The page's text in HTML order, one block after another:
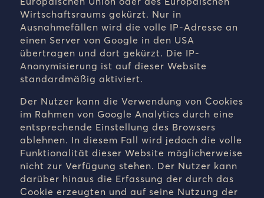
Wirtschaftsraums gekürzt. Nur in
Ausnahmefällen wird die volle IP-Adresse an
einen Server von Google in den USA
übertragen und dort gekürzt. Die IP-
Anonymisierung ist auf dieser Website
standardmäßig aktiviert.
Der Nutzer kann die Verwendung von Cookies
im Rahmen von Google Analytics durch eine
entsprechende Einstellung des Browsers
ablehnen. In diesem Fall wird jedoch die volle
Funktionalität dieser Website möglicherweise
nicht zur Verfügung stehen. Der Nutzer kann
darüber hinaus die Erfassung der durch das
Cookie erzeugten und auf seine Nutzung der